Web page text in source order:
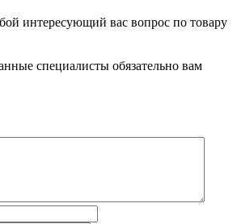
интересующий вас вопрос по товару
специалисты обязательно вам